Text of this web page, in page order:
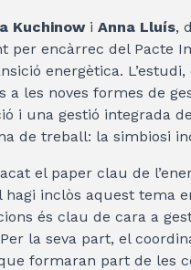
Kuchinowi Anna Lluís,
per encàrrec del Pacte
energètica. L’estudi,
a les noves formes de
i una gestió integrada
de treball: la simbiosi
el paper clau de
inclòs aquest tema
és clau de cara a
la seva part, el
formaran part de les